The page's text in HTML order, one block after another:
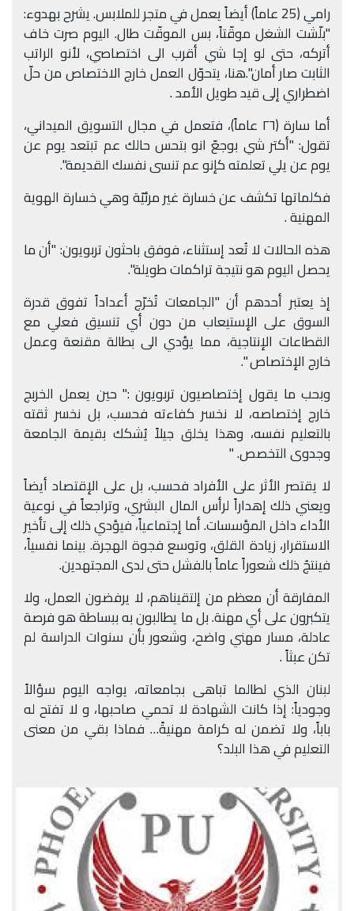
رامي (25 عاماً) أيضاً يعمل في متجر للملابس. يشرح بهدوء:
"بلّشت الشغل موقّتاً، بس الموقّت طال. اليوم صرت خاف
أتركه، حتى لو إجا شي أقرب الى اختصاصي، لأنو الراتب
الثابت صار أمان".هنا، يتحوّل العمل خارج الاختصاص من حلّ
اضطراري إلى قيد طويل الأمد .
أما سارة (٢٦ عاماً)، فتعمل في مجال التسويق الميداني،
تقول: "أكتر شي بوجعّ انو بتحس حالك عم تبتعد يوم عن
يوم عن يلي تعلمته كإنو عم تنسى نفسك القديمة".
فكلماتها تكشف عن خسارة غير مرئيّة وهي خسارة الهوية
المهنية .
هذه الحالات لا تُعد إستثناء، فوفق باحثون تربويون: "أن ما
يحصل اليوم هو نتيجة تراكمات طويلة".
إذ يعتبر أحدهم أن "الجامعات تُخرّج أعداداً تفوق قدرة
السوق على الإستيعاب من دون أي تنسيق فعلي مع
القطاعات الإنتاجية، مما يؤدي الى بطالة مقنعة وعمل
خارج الإختصاص ".
وبحب ما يقول إختصاصيون تربويون :" حين يعمل الخربج
خارج إختصاصه، لا نخسر كفاءته فحسب، بل نخسر ثقته
بالتعليم نفسه، وهذا يخلق جيلاً يُشكك بقيمة الجامعة
وجدوى التخصص. "
لا يقتصر الأثر على الأفراد فحسب، بل على الإقتصاد أيضاً
ويعني ذلك إهداراً لرأس المال البشري، وتراجعاً في نوعية
الأداء داخل المؤسسات. أما إجتماعياً، فيؤدي ذلك إلى تأخير
الاستقرار، زيادة القلق، وتوسع فجوة الهجرة. بينما نفسياً،
فينتجُ ذلك شعوراً عاماً بالفشل حتى لدى المجتهدين.
المفارقة أن معظم من إلتقيناهم، لا يرفضون العمل، ولا
يتكبرون على أي مهنة. بل ما يطالبون به ببساطة هو فرصة
عادلة، مسار مهني واضح، وشعور بأن سنوات الدراسة لم
تكن عبثاً .
لبنان الذي لطالما تباهى بجامعاته، يواجه اليوم سؤالاً
وجودياً: إذا كانت الشهادة لا تحمي صاحبها، و لا تفتح له
باباً، ولا تضمن له كرامة مهنيةً… فماذا بقي من معنى
التعليم في هذا البلد؟